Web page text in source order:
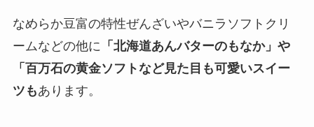
なめらか豆富の特性ぜんざいやバニラソフトクリ
ームなどの他に 「北海道あんバターのもなか」や
「百万石の黄金ソフトなど見た目も可愛いスイー
ツもあります。